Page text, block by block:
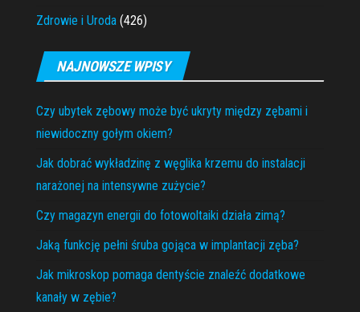
Zdrowie i Uroda (426)
NAJNOWSZE WPISY
Czy ubytek zębowy może być ukryty między zębami i
niewidoczny gołym okiem?
Jak dobrać wykładzinę z węglika krzemu do instalacji
narażonej na intensywne zużycie?
Czy magazyn energii do fotowoltaiki działa zimą?
Jaką funkcję pełni śruba gojąca w implantacji zęba?
Jak mikroskop pomaga dentyście znaleźć dodatkowe
kanały w zębie?